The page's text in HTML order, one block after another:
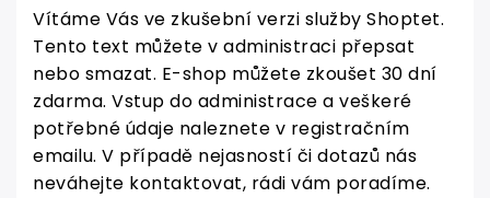
Vítáme Vás ve zkušební verzi služby Shoptet.
Tento text můžete v administraci přepsat
nebo smazat. E-shop můžete zkoušet 30 dní
zdarma. Vstup do administrace a veškeré
potřebné údaje naleznete v registračním
emailu. V případě nejasností či dotazů nás
neváhejte kontaktovat, rádi vám poradíme.